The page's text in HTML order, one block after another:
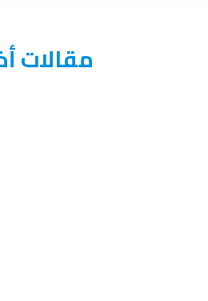
مقالات